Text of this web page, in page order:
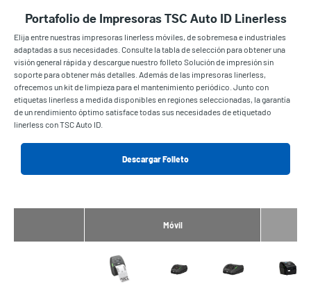
Portafolio de Impresoras TSC Auto ID Linerless
Elija entre nuestras impresoras linerless móviles, de sobremesa e industriales
adaptadas a sus necesidades. Consulte la tabla de selección para obtener una
visión general rápida y descargue nuestro folleto Solución de impresión sin
soporte para obtener más detalles. Además de las impresoras linerless,
ofrecemos un kit de limpieza para el mantenimiento periódico. Junto con
etiquetas linerless a medida disponibles en regiones seleccionadas, la garantía
de un rendimiento óptimo satisface todas sus necesidades de etiquetado
linerless con TSC Auto ID.
Descargar Folleto
Móvil